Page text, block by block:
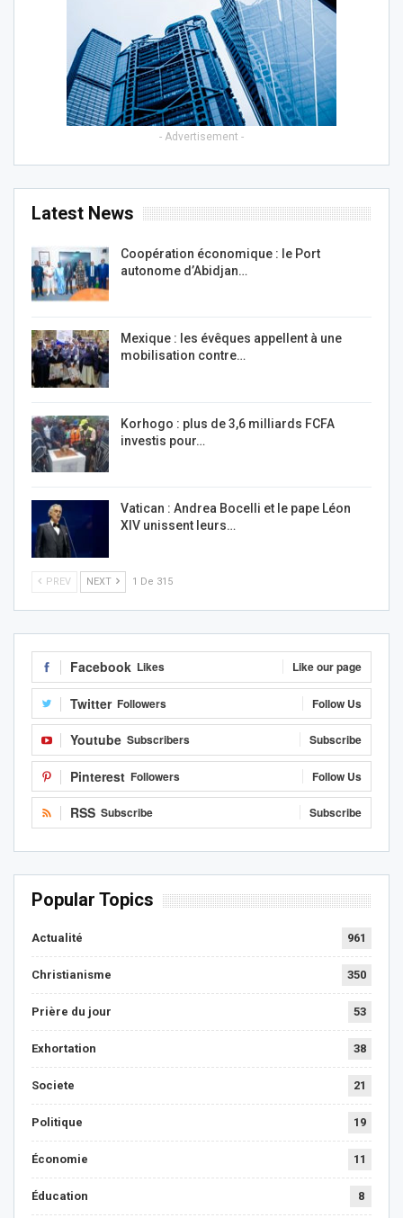
- Advertisement -
Latest News
Coopération économique : le Port
autonome d’Abidjan…
Mexique : les évêques appellent à une
mobilisation contre…
Korhogo : plus de 3,6 milliards FCFA
investis pour…
Vatican : Andrea Bocelli et le pape Léon
XIV unissent leurs…
PREV NEXT 1 De 315
Facebook Likes Like our page
Twitter Followers Follow Us
Youtube Subscribers Subscribe
Pinterest Followers Follow Us
RSS Subscribe Subscribe
Popular Topics
Actualité 961
Christianisme 350
Prière du jour 53
Exhortation 38
Societe 21
Politique 19
Économie 11
Éducation 8